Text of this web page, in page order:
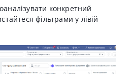
конкретний
фільтрами у лівій